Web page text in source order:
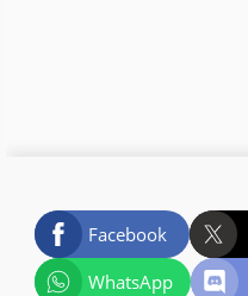
Facebook
WhatsApp